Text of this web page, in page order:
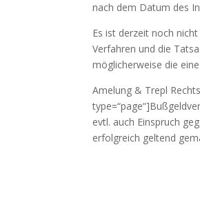
nach dem Datum des
Es ist derzeit noch
Verfahren und die
möglicherweise die
Amelung & Trepl
evtl. auch Einspruch
erfolgreich geltend